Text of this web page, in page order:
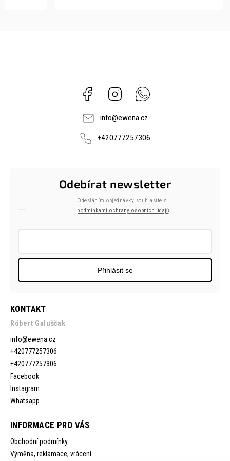
Facebook Instagram
info@ewena.cz
+420777257306
KONTAKT
Róbert Galuščak
info@ewena.cz
+420777257306
+420777257306
Facebook
Instagram
Whatsapp
INFORMACE PRO VÁS
Obchodní podmínky
Výměna, reklamace, vrácení
Odebírat newsletter
Odesláním objednávky souhlasíte s
podmínkami ochrany osobních údajů
Přihlásit se